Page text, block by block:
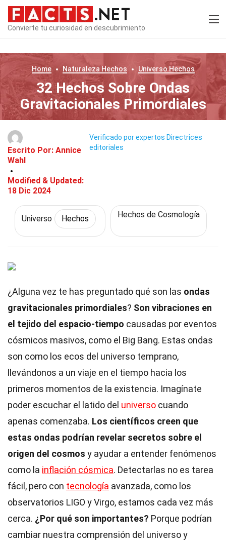
Convierte tu curiosidad en descubrimiento
Home Naturaleza Hechos UniversoHechos
32 Hechos Sobre Ondas
Gravitacionales Primordiales
Escrito Por: Annice
Wahl
Modified & Updated:
18 Dic 2024
Verificado por expertos Directrices
editoriales
Universo Hechos Hechos de Cosmología
¿Alguna vez te has preguntado qué son las ondas
gravitacionales primordiales? Son vibraciones en
el tejido del espacio-tiempo causadas por eventos
cósmicos masivos, como el Big Bang. Estas ondas
son como los ecos del universo temprano,
llevándonos a un viaje en el tiempo hacia los
primeros momentos de la existencia. Imagínate
poder escuchar el latido del universo cuando
apenas comenzaba. Los científicos creen que
estas ondas podrían revelar secretos sobre el
origen del cosmos y ayudar a entender fenómenos
como la inflación cósmica. Detectarlas no es tarea
fácil, pero con tecnología avanzada, como los
observatorios LIGO y Virgo, estamos cada vez más
cerca. ¿Por qué son importantes? Porque podrían
cambiar nuestra comprensión del universo y